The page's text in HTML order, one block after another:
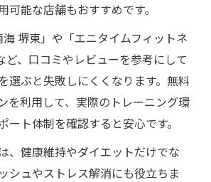
可能な店舗もおすすめです。
堺東」や「エニタイムフィットネ
ど、口コミやレビューを参考にして
選ぶと失敗しにくくなります。無料
を利用して、実際のトレーニング環
ート体制を確認すると安心です。
、健康維持やダイエットだけでな
シュやストレス解消にも役立ちま